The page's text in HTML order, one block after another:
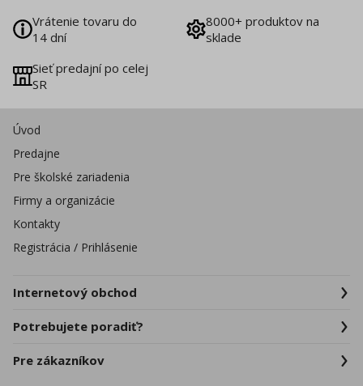
Vrátenie tovaru do
14 dní
8000+ produktov na
sklade
Sieť predajní po celej
SR
Úvod
Predajne
Pre školské zariadenia
Firmy a organizácie
Kontakty
Registrácia / Prihlásenie
Internetový obchod
Potrebujete poradiť?
Pre zákazníkov